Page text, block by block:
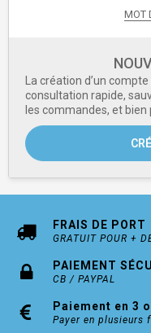
MOT
La création d’un
consultation rapide,
les commandes, et bien
FRAIS DE PORT
GRATUIT POUR +
PAIEMENT
CB / PAYPAL
Paiement en 3
Payer en plusieurs